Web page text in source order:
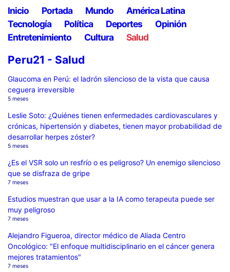
Inicio Portada Mundo
América Latina
Tecnología
Política Deportes
Opinión
Entretenimiento
Cultura Salud
Peru21 - Salud
Glaucoma en Perú: el ladrón silencioso de la vista que causa
ceguera irreversible
5 meses
Leslie Soto: ¿Quiénes tienen enfermedades cardiovasculares y
crónicas, hipertensión y diabetes, tienen mayor probabilidad de
desarrollar herpes zóster?
5 meses
¿Es el VSR solo un resfrío o es peligroso? Un enemigo silencioso
que se disfraza de gripe
7 meses
Estudios muestran que usar a la IA como terapeuta puede ser
muy peligroso
7 meses
Alejandro Figueroa, director médico de Aliada Centro
Oncológico: "El enfoque multidisciplinario en el cáncer genera
mejores tratamientos"
7 meses